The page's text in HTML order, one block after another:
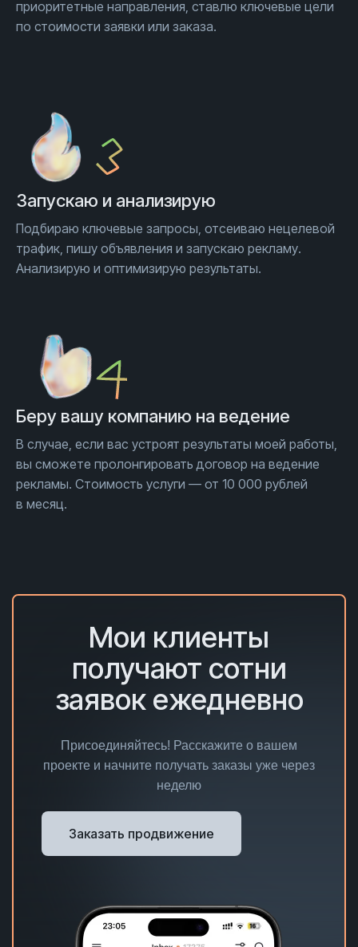
приоритетные направления, ставлю ключевые цели
по стоимости заявки или заказа.
Запускаю и анализирую
Подбираю ключевые запросы, отсеиваю нецелевой
трафик, пишу объявления и запускаю рекламу.
Анализирую и оптимизирую результаты.
Беру вашу компанию на ведение
В случае, если вас устроят результаты моей работы,
вы сможете пролонгировать договор на ведение
рекламы. Стоимость услуги — от 10 000 рублей
в месяц.
Мои клиенты
получают сотни
заявок ежедневно
Присоединяйтесь! Расскажите о вашем
проекте и начните получать заказы уже через
неделю
Заказать продвижение